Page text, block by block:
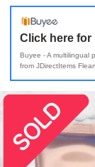
Click here for
Buyee - A multilingual
from JDirectItems